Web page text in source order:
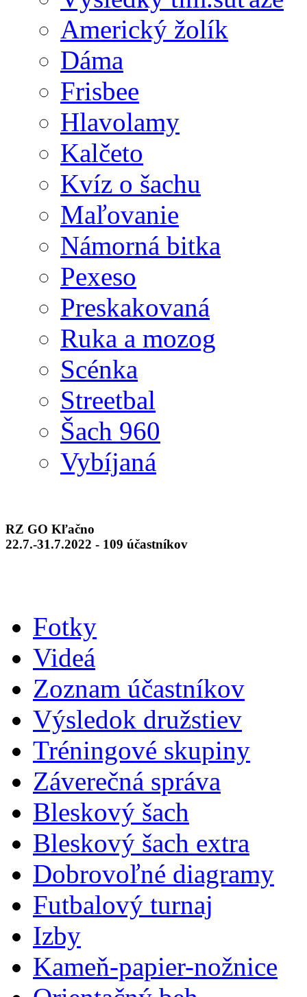
Americký žolík
Dáma
Frisbee
Hlavolamy
Kalčeto
Kvíz o šachu
Maľovanie
Námorná bitka
Pexeso
Preskakovaná
Ruka a mozog
Scénka
Streetbal
Šach 960
Vybíjaná
RZ GO Kľačno
22.7.-31.7.2022 - 109 účastníkov
Fotky
Videá
Zoznam účastníkov
Výsledok družstiev
Tréningové skupiny
Záverečná správa
Bleskový šach
Bleskový šach extra
Dobrovoľné diagramy
Futbalový turnaj
Izby
Kameň-papier-nožnice